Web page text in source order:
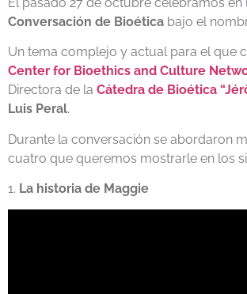
Conversación de Bioética bajo el
Un tema complejo y actual para el que
Center for Bioethics and Culture
Directora de la Cátedra de Bioética
Luis Peral.
Durante la conversación se abordaron
cuatro que queremos mostrarle en los
1. La historia de Maggie